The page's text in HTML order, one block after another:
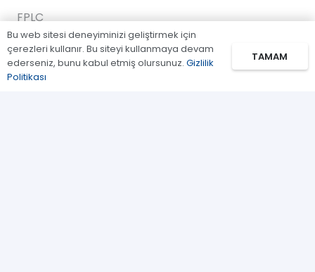
FPLC
Gaz Kromatografi
Standartlar/Reaktifler
Bu web sitesi deneyiminizi geliştirmek için
çerezleri kullanır. Bu siteyi kullanmaya devam
ederseniz, bunu kabul etmiş olursunuz. Gizlilik
Politikası
TAMAM